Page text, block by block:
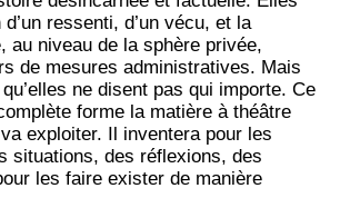
ressenti, d’un vécu, et la
au niveau de la sphère privée,
de mesures administratives. Mais
ne disent pas qui importe. Ce
forme la matière à théâtre
exploiter. Il inventera pour les
situations, des réflexions, des
les faire exister de manière